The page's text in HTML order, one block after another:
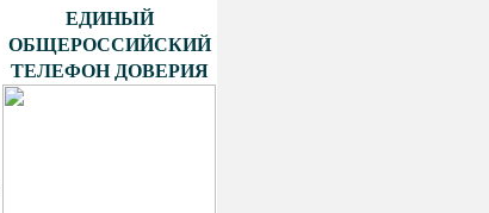
ЕДИНЫЙ
ОБЩЕРОССИЙСКИЙ
ТЕЛЕФОН ДОВЕРИЯ